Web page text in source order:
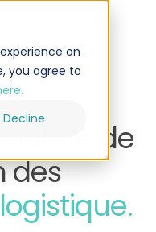
on
you agree to
Decline
de
des
logistique.